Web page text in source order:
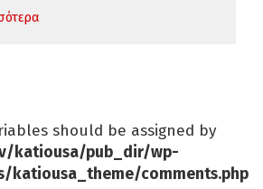
should be assigned by
katiousa/pub_dir/wp-
katiousa_theme/comments.php